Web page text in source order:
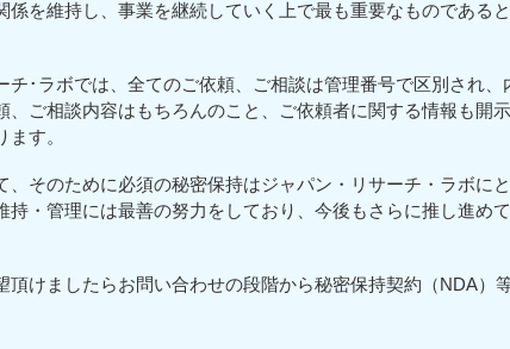
係を維持し、事業を継続していく上で最も重要なものである
･ラボでは、全てのご依頼、ご相談は管理番号で区別され、
、ご相談内容はもちろんのこと、ご依頼者に関する情報も開
す。
そのために必須の秘密保持はジャパン・リサーチ・ラボに
持・管理には最善の努力をしており、今後もさらに推し進め
けましたらお問い合わせの段階から秘密保持契約（NDA）